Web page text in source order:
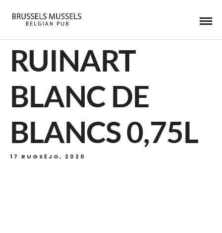
RUINART
BLANC DE
BLANCS 0,75L
17 RUGSĖJO, 2020